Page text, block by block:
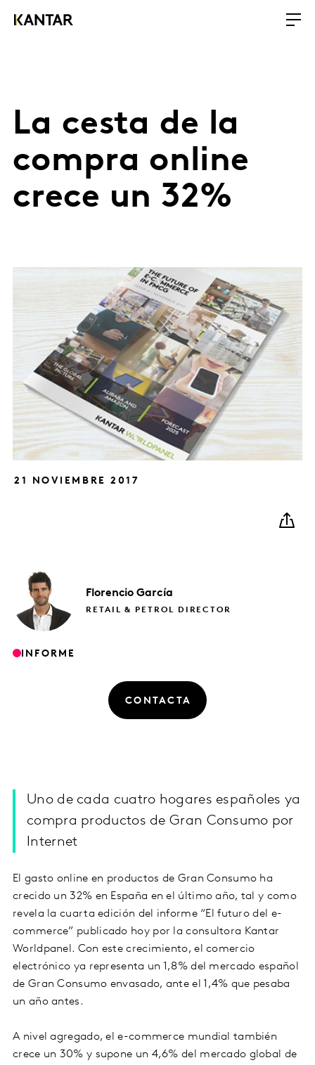
La cesta de la
compra online
crece un 32%
21 NOVIEMBRE 2017
Florencio García
RETAIL & PETROL DIRECTOR
INFORME
CONTACTA
Uno de cada cuatro hogares españoles ya
compra productos de Gran Consumo por
Internet
El gasto online en productos de Gran Consumo ha
crecido un 32% en España en el último año, tal y como
revela la cuarta edición del informe “El futuro del e-
commerce” publicado hoy por la consultora Kantar
Worldpanel. Con este crecimiento, el comercio
electrónico ya representa un 1,8% del mercado español
de Gran Consumo envasado, ante el 1,4% que pesaba
un año antes.
A nivel agregado, el e-commerce mundial también
crece un 30% y supone un 4,6% del mercado global de